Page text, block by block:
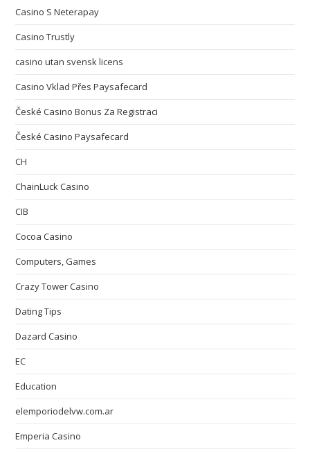
Casino S Neterapay
Casino Trustly
casino utan svensk licens
Casino Vklad Přes Paysafecard
České Casino Bonus Za Registraci
České Casino Paysafecard
CH
ChainLuck Casino
CIB
Cocoa Casino
Computers, Games
Crazy Tower Сasino
Dating Tips
Dazard Casino
EC
Education
elemporiodelvw.com.ar
Emperia Casino